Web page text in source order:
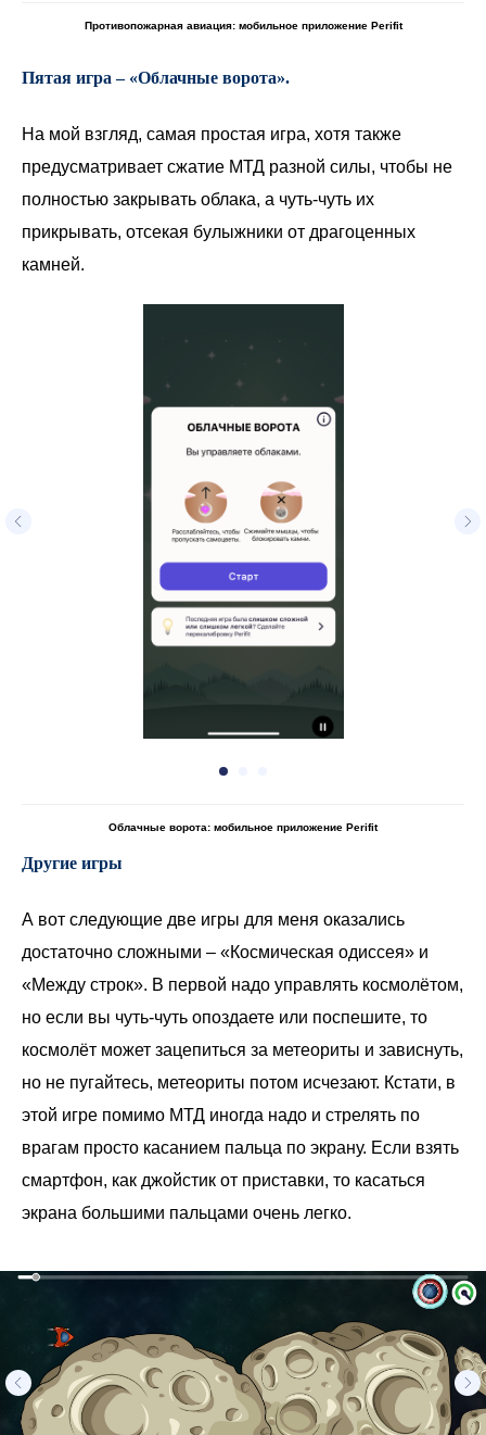
Противопожарная авиация: мобильное приложение Perifit
Пятая игра – «Облачные ворота».
На мой взгляд, самая простая игра, хотя также
предусматривает сжатие МТД разной силы, чтобы не
полностью закрывать облака, а чуть-чуть их
прикрывать, отсекая булыжники от драгоценных
камней.
Облачные ворота: мобильное приложение Perifit
Другие игры
А вот следующие две игры для меня оказались
достаточно сложными – «Космическая одиссея» и
«Между строк». В первой надо управлять космолётом,
но если вы чуть-чуть опоздаете или поспешите, то
космолёт может зацепиться за метеориты и зависнуть,
но не пугайтесь, метеориты потом исчезают. Кстати, в
этой игре помимо МТД иногда надо и стрелять по
врагам просто касанием пальца по экрану. Если взять
смартфон, как джойстик от приставки, то касаться
экрана большими пальцами очень легко.